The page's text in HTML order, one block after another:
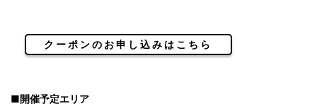
クーポンのお申し込みはこちら
■開催予定エリア